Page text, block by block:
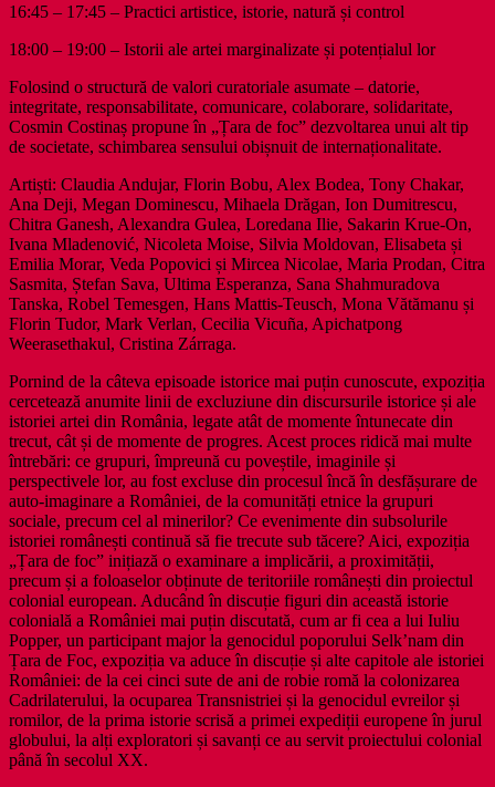
16:45 – 17:45 – Practici artistice, istorie, natură și control
18:00 – 19:00 – Istorii ale artei marginalizate și potențialul lor
Folosind o structură de valori curatoriale asumate – datorie,
integritate, responsabilitate, comunicare, colaborare, solidaritate,
Cosmin Costinaș propune în „Țara de foc” dezvoltarea unui alt tip
de societate, schimbarea sensului obișnuit de internaționalitate.
Artiști: Claudia Andujar, Florin Bobu, Alex Bodea, Tony Chakar,
Ana Deji, Megan Dominescu, Mihaela Drăgan, Ion Dumitrescu,
Chitra Ganesh, Alexandra Gulea, Loredana Ilie, Sakarin Krue-On,
Ivana Mladenović, Nicoleta Moise, Silvia Moldovan, Elisabeta și
Emilia Morar, Veda Popovici și Mircea Nicolae, Maria Prodan, Citra
Sasmita, Ștefan Sava, Ultima Esperanza, Sana Shahmuradova
Tanska, Robel Temesgen, Hans Mattis-Teusch, Mona Vătămanu și
Florin Tudor, Mark Verlan, Cecilia Vicuña, Apichatpong
Weerasethakul, Cristina Zárraga.
Pornind de la câteva episoade istorice mai puțin cunoscute, expoziția
cercetează anumite linii de excluziune din discursurile istorice și ale
istoriei artei din România, legate atât de momente întunecate din
trecut, cât și de momente de progres. Acest proces ridică mai multe
întrebări: ce grupuri, împreună cu poveștile, imaginile și
perspectivele lor, au fost excluse din procesul încă în desfășurare de
auto-imaginare a României, de la comunități etnice la grupuri
sociale, precum cel al minerilor? Ce evenimente din subsolurile
istoriei românești continuă să fie trecute sub tăcere? Aici, expoziția
„Țara de foc” inițiază o examinare a implicării, a proximității,
precum și a foloaselor obținute de teritoriile românești din proiectul
colonial european. Aducând în discuție figuri din această istorie
colonială a României mai puțin discutată, cum ar fi cea a lui Iuliu
Popper, un participant major la genocidul poporului Selk’nam din
Țara de Foc, expoziția va aduce în discuție și alte capitole ale istoriei
României: de la cei cinci sute de ani de robie romă la colonizarea
Cadrilaterului, la ocuparea Transnistriei și la genocidul evreilor și
romilor, de la prima istorie scrisă a primei expediții europene în jurul
globului, la alți exploratori și savanți ce au servit proiectului colonial
până în secolul XX.